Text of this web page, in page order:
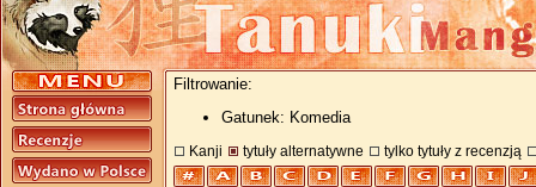
Filtrowanie:
Gatunek: Komedia
Kanji tytuły alternatywne tylko tytuły z recenzją